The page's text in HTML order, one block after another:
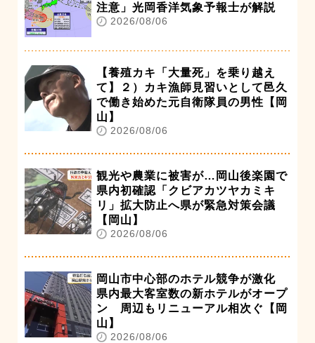
注意」光岡香洋気象予報士が解説
2026/08/06
【養殖カキ「大量死」を乗り越え
て】２）カキ漁師見習いとして邑久
で働き始めた元自衛隊員の男性【岡
山】
2026/08/06
観光や農業に被害が…岡山後楽園で
県内初確認「クビアカツヤカミキ
リ」拡大防止へ県が緊急対策会議
【岡山】
2026/08/06
岡山市中心部のホテル競争が激化
県内最大客室数の新ホテルがオープ
ン 周辺もリニューアル相次ぐ【岡
山】
2026/08/06